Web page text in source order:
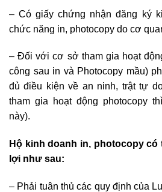
– Có giấy chứng nhận đăng ký
chức năng in, photocopy do cơ
– Đối với cơ sở tham gia hoạt
công sau in và Photocopy mầu)
đủ điều kiện về an ninh, trật tự
tham gia hoạt động photocopy
này).
Hộ kinh doanh in, photocopy có
lợi như sau:
– Phải tuân thủ các quy định của